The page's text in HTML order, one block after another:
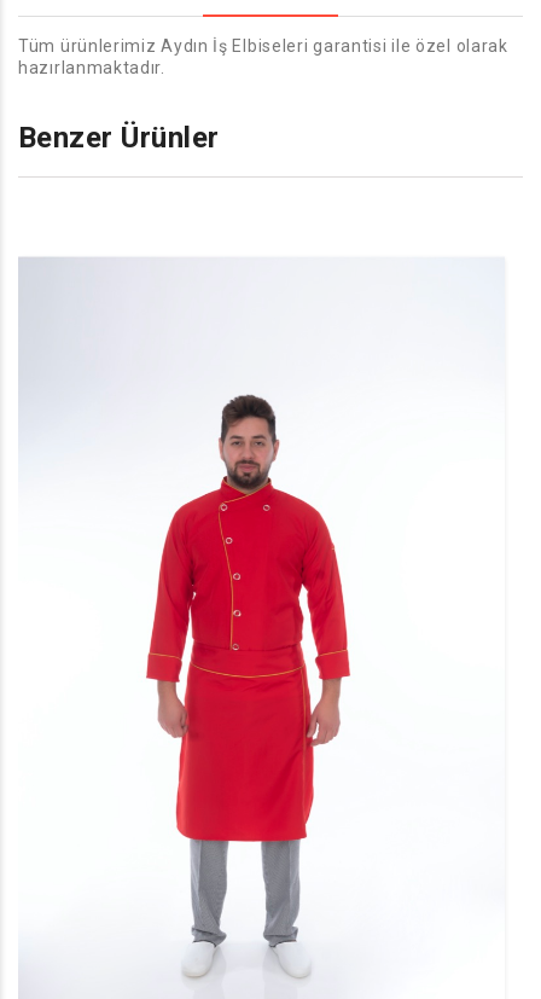
Tüm ürünlerimiz Aydın İş Elbiseleri garantisi ile özel olarak
hazırlanmaktadır.
Benzer Ürünler